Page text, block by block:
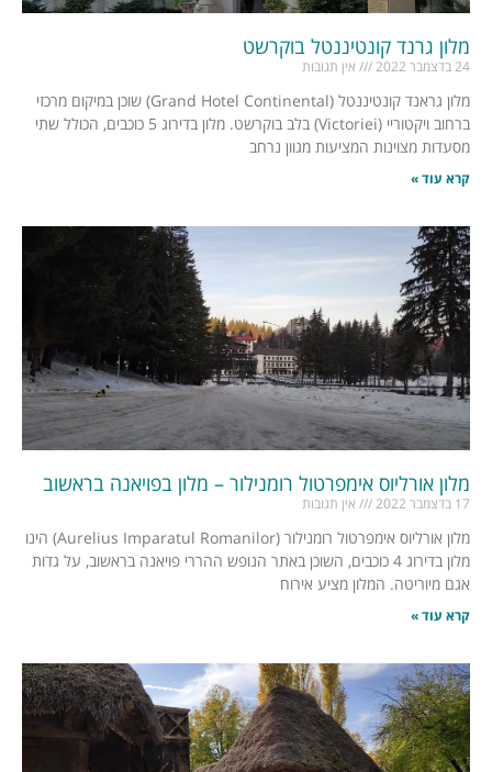
מלון גרנד קונטיננטל בוקרשט
24 בדצמבר 2022 אין תגובות
מלון גראנד קונטיננטל (Grand Hotel Continental) שוכן במיקום מרכזי
ברחוב ויקטוריי (Victoriei) בלב בוקרשט. מלון בדירוג 5 כוכבים, הכולל שתי
מסעדות מצוינות המציעות מגוון נרחב
קרא עוד »
מלון אורליוס אימפרטול רומנילור – מלון בפויאנה בראשוב
17 בדצמבר 2022 אין תגובות
מלון אורליוס אימפרטול רומנילור (Aurelius Imparatul Romanilor) הינו
מלון בדירוג 4 כוכבים, השוכן באתר הנופש ההררי פויאנה בראשוב, על גדות
אגם מיוריטה. המלון מציע אירוח
קרא עוד »